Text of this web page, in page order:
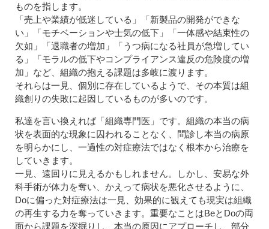
ものを指します。
「売上や業績が低迷している」「新製品の開発ができな
い」「モチベーションや士気の低下」「一体感や結束性の
欠如」「退職者の増加」「うつ病になる社員が急増してい
る」「モラルの低下やコンプライアンス違反の危険度の増
加」など、組織の抱える課題は多岐に渡ります。
それらは一見、個別に存在しているようで、その本質は組
織創りの失敗に起因しているものが多いのです。
私達を言い換えれば「組織専門医」です。組織の本当の病
状を表面的な現象に囚われることなく、問診し本当の病原
を明らかにし、一過性の対症療法ではなく根本から治療を
していきます。
一見、遠回りに見えるかもしれません。しかし、安易な外
科手術が体力を奪い、かえって病状を悪化させるように、
Doに偏った対症療法は一見、効果的に観えても現実は組織
の再生する力を奪っていきます。重要なことはBeとDoの両
面から課題を深掘りし、本当の原因にアプローチし、部分